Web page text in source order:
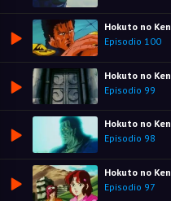
Hokuto no Ken
Episodio 100
Hokuto no Ken
Episodio 99
Hokuto no Ken
Episodio 98
Hokuto no Ken
Episodio 97